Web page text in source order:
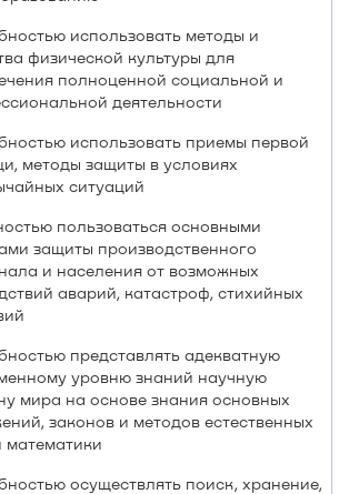
использовать методы и
физической культуры для
полноценной социальной и
деятельности
использовать приемы первой
методы защиты в условиях
ситуаций
пользоваться основными
защиты производственного
и населения от возможных
аварий, катастроф, стихийных
представлять адекватную
уровню знаний научную
мира на основе знания основных
законов и методов естественных
математики
осуществлять поиск, хранение,